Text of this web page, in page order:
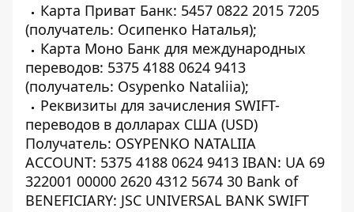
Карта Приват Банк: 5457 0822 2015 7205
(получатель: Осипенко Наталья);
Карта Моно Банк для международных
переводов: 5375 4188 0624 9413
(получатель: Osypenko Nataliia);
Реквизиты для зачисления SWIFT-
переводов в долларах США (USD)
Получатель: OSYPENKO NATALIIA
АССOUNT: 5375 4188 0624 9413 IBAN: UA 69
322001 00000 2620 4312 5674 30 Bank of
BENEFICIARY: JSC UNIVERSAL BANK SWIFT